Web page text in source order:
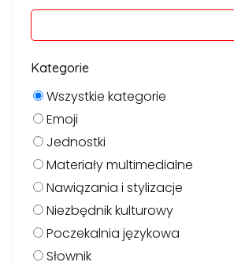
Kategorie
Wszystkie kategorie
Emoji
Jednostki
Materiały multimedialne
Nawiązania i stylizacje
Niezbędnik kulturowy
Poczekalnia językowa
Słownik